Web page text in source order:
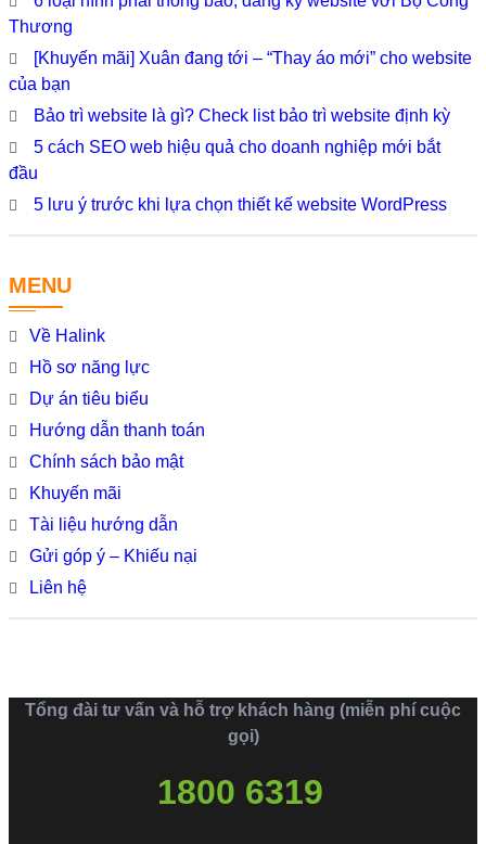
Thương
[Khuyến mãi] Xuân đang tới – “Thay áo mới” cho website
của bạn
Bảo trì website là gì? Check list bảo trì website định kỳ
5 cách SEO web hiệu quả cho doanh nghiệp mới bắt
đầu
5 lưu ý trước khi lựa chọn thiết kế website WordPress
MENU
Về Halink
Hồ sơ năng lực
Dự án tiêu biểu
Hướng dẫn thanh toán
Chính sách bảo mật
Khuyến mãi
Tài liệu hướng dẫn
Gửi góp ý – Khiếu nại
Liên hệ
Tổng đài tư vấn và hỗ trợ khách hàng (miễn phí cuộc
gọi)
1800 6319